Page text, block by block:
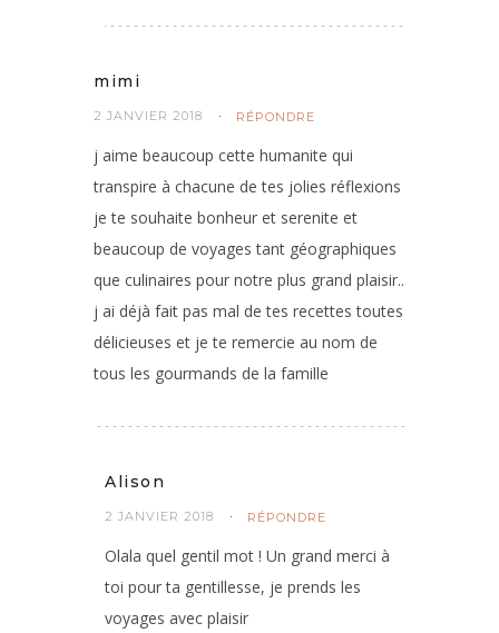
mimi
2 JANVIER 2018 RÉPONDRE
j aime beaucoup cette humanite qui
transpire à chacune de tes jolies réflexions
je te souhaite bonheur et serenite et
beaucoup de voyages tant géographiques
que culinaires pour notre plus grand plaisir..
j ai déjà fait pas mal de tes recettes toutes
délicieuses et je te remercie au nom de
tous les gourmands de la famille
Alison
2 JANVIER 2018 RÉPONDRE
Olala quel gentil mot ! Un grand merci à
toi pour ta gentillesse, je prends les
voyages avec plaisir